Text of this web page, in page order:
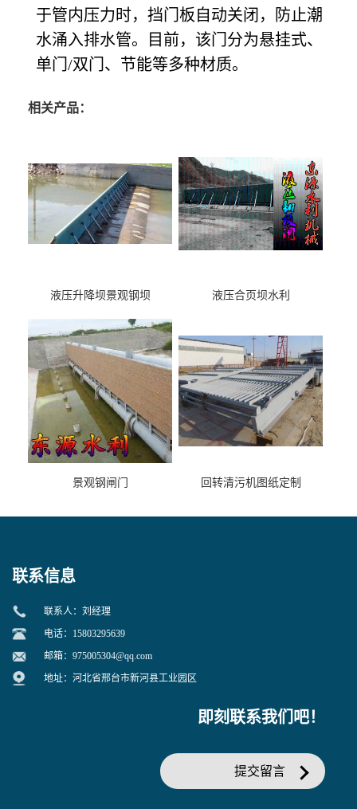
于管内压力时，挡门板自动关闭，防止潮
水涌入排水管。目前，该门分为悬挂式、
单门/双门、节能等多种材质。
相关产品：
液压升降坝景观钢坝 液压合页坝水利
景观钢闸门 回转清污机图纸定制
联系信息
联系人：刘经理
电话：15803295639
邮箱： 975005304@qq.com
地址：河北省邢台市新河县工业园区
即刻联系我们吧！
提交留言